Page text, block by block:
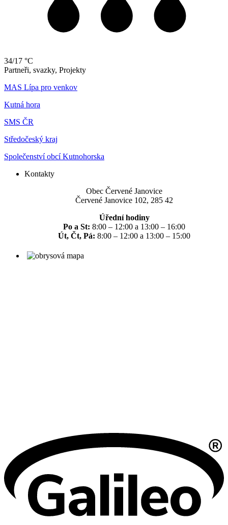
34/17 °C
Partneři, svazky, Projekty
MAS Lípa pro venkov
Kutná hora
SMS ČR
Středočeský kraj
Společenství obcí Kutnohorska
Kontakty
Obec Červené Janovice
Červené Janovice 102, 285 42
Úřední hodiny
Po a St: 8:00 – 12:00 a 13:00 – 16:00
Út, Čt, Pá: 8:00 – 12:00 a 13:00 – 15:00